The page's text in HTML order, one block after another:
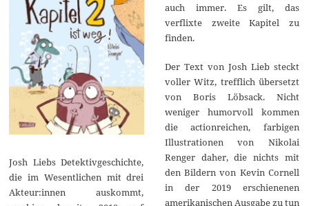
Josh Liebs Detektivgeschichte,
die im Wesentlichen mit drei
Akteur:innen auskommt,
auch immer. Es gilt, das
verflixte zweite Kapitel zu
finden.
Der Text von Josh Lieb steckt
voller Witz, trefflich übersetzt
von Boris Löbsack. Nicht
weniger humorvoll kommen
die actionreichen, farbigen
Illustrationen von Nikolai
Renger daher, die nichts mit
den Bildern von Kevin Cornell
in der 2019 erschienenen
amerikanischen Ausgabe zu tun